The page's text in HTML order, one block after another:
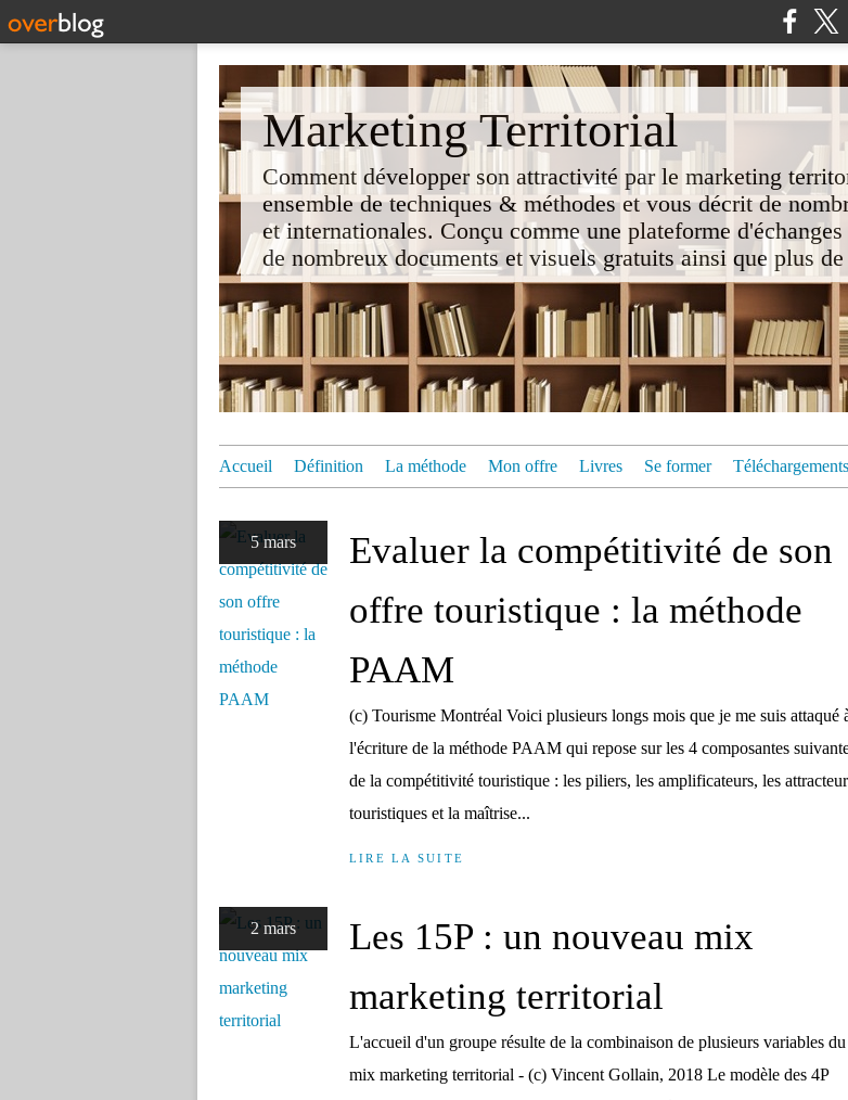
Marketing Territorial
Comment développer son attractivité par le marketing
ensemble de techniques & méthodes et vous décrit de
et internationales. Conçu comme une plateforme
de nombreux documents et visuels gratuits ainsi que plus
Accueil Définition La méthode Mon offre Livres Se former Téléchargements
5 mars
Evaluer la compétitivité de son
offre touristique : la méthode
PAAM
(c) Tourisme Montréal Voici plusieurs longs mois que je me suis attaqué
l'écriture de la méthode PAAM qui repose sur les 4 composantes
de la compétitivité touristique : les piliers, les amplificateurs, les
touristiques et la maîtrise...
LIRE LA SUITE
2 mars
Les 15P : un nouveau mix
marketing territorial
L'accueil d'un groupe résulte de la combinaison de plusieurs variables du
mix marketing territorial - (c) Vincent Gollain, 2018 Le modèle des 4P